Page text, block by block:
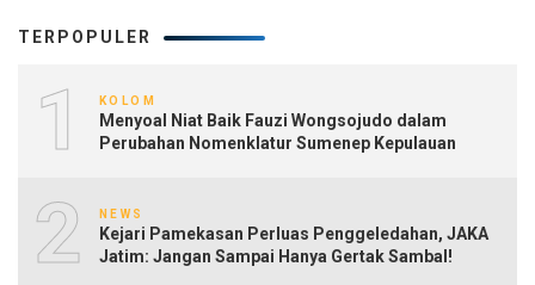
TERPOPULER
1 KOLOM
Menyoal Niat Baik Fauzi Wongsojudo dalam
Perubahan Nomenklatur Sumenep Kepulauan
2 NEWS
Kejari Pamekasan Perluas Penggeledahan, JAKA
Jatim: Jangan Sampai Hanya Gertak Sambal!